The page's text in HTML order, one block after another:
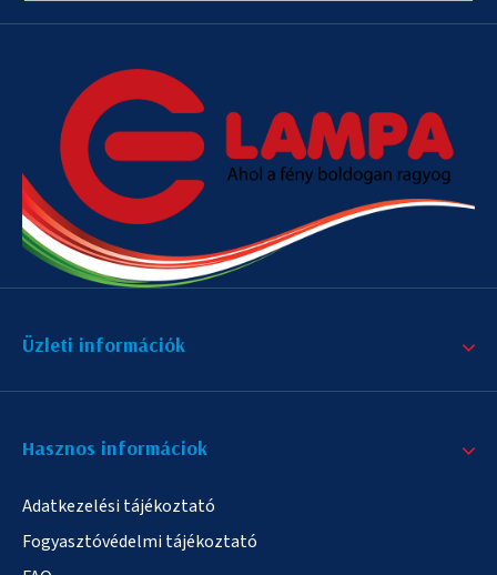
Üzleti információk
Hasznos informáciok
Adatkezelési tájékoztató
Fogyasztóvédelmi tájékoztató